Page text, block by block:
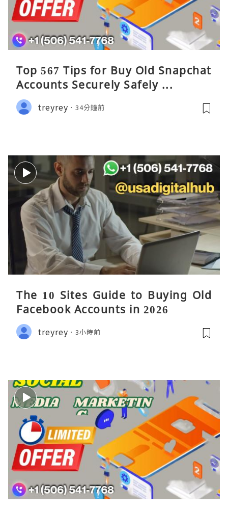
Top 567 Tips for Buy Old Snapchat
Accounts Securely Safely ...
treyrey 34分鐘前
The 10 Sites Guide to Buying Old
Facebook Accounts in 2026
treyrey 3小時前